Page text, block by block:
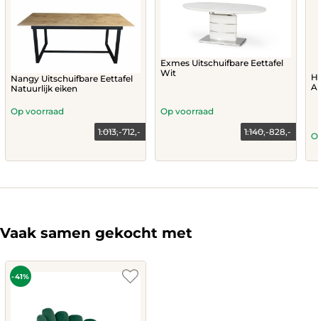
Nangy Uitschuifbare Eettafel
Natuurlijk eiken
1.013,-712,-
Op voorraad
This
options
be
chosen
on
product
Exmes Uitschuifbare Eettafel
Wit
828,-
Current
1.140,-
Original
Op voorraad
Vaak samen gekocht met
-41%